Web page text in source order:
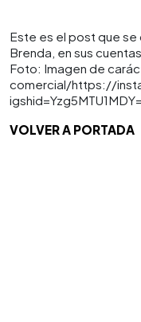
Este es el post que
Brenda, en sus
Foto: Imagen de
comercial/https://
igshid=Yzg5MTU1MDY=
VOLVER A PORTADA